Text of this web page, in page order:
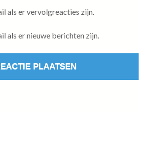
als er vervolgreacties zijn.
als er nieuwe berichten zijn.